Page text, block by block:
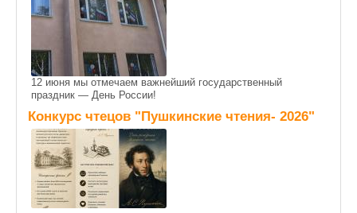
12 июня мы отмечаем важнейший государственный
праздник — День России!
Конкурс чтецов "Пушкинские чтения- 2026"